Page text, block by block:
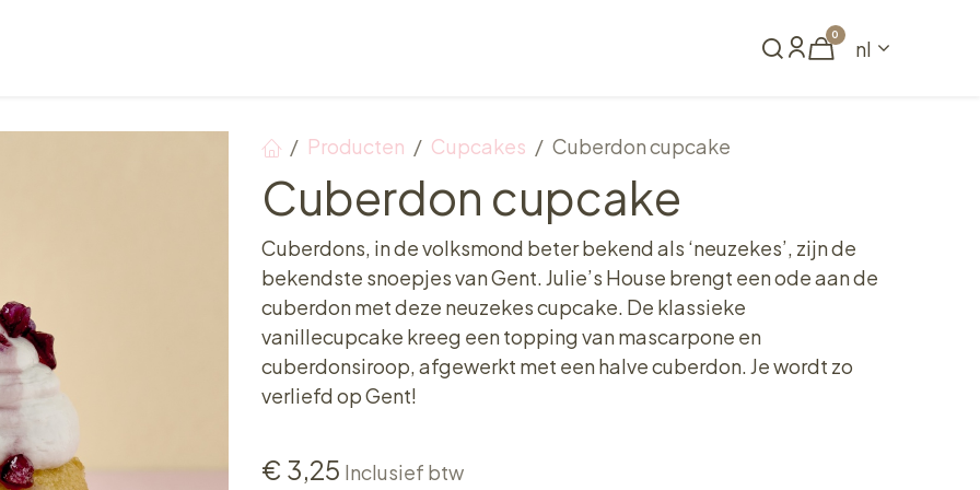
0
nl
Producten Cupcakes Cuberdon cupcake
Cuberdon cupcake
Cuberdons, in de volksmond beter bekend als ‘neuzekes’, zijn de
bekendste snoepjes van Gent. Julie’s House brengt een ode aan de
cuberdon met deze neuzekes cupcake. De klassieke
vanillecupcake kreeg een topping van mascarpone en
cuberdonsiroop, afgewerkt met een halve cuberdon. Je wordt zo
verliefd op Gent!
€ 3,25 Inclusief btw